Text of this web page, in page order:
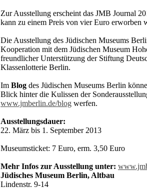
Zur Ausstellung erscheint das JMB Journal
kann zu einem Preis von vier Euro erworben
Die Ausstellung des Jüdischen Museums
Kooperation mit dem Jüdischen Museum
freundlicher Unterstützung der Stiftung
Klassenlotterie Berlin.
Im Blog des Jüdischen Museums Berlin
Blick hinter die Kulissen der
www.jmberlin.de/blog werfen.
Ausstellungsdauer:
22. März bis 1. September 2013
Museumsticket: 7 Euro, erm. 3,50 Euro
Mehr Infos zur Ausstellung unter:
Jüdisches Museum Berlin, Altbau
Lindenstr. 9-14